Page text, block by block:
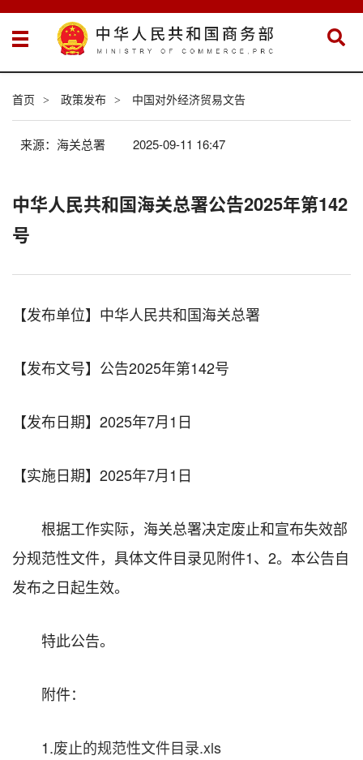
首页 > 政策发布 > 中国对外经济贸易文告
来源：海关总署 2025-09-11 16:47
中华人民共和国海关总署公告2025年第142
号
【发布单位】中华人民共和国海关总署
【发布文号】公告2025年第142号
【发布日期】 2025年7月1日
【实施日期】 2025年7月1日
根据工作实际，海关总署决定废止和宣布失效部
分规范性文件，具体文件目录见附件1、2。本公告自
发布之日起生效。
特此公告。
附件：
1.废止的规范性文件目录.xls